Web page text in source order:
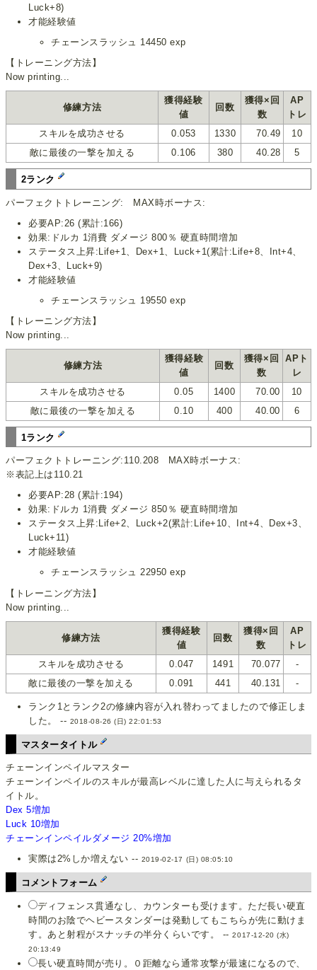
Luck+8)
才能経験値
チェーンスラッシュ 14450 exp
【トレーニング方法】
Now printing...
修練方法
獲得経験
値
回数
獲得×回
数
AP
トレ
スキルを成功させる
0.053 1330 70.49
10
敵に最後の一撃を加える
0.106 380 40.28 5
2ランク
パーフェクトトレーニング: MAX時ボーナス:
必要AP:26 (累計:166)
効果:ドルカ 1消費 ダメージ 800％ 硬直時間増加
ステータス上昇:Life+1、Dex+1、Luck+1(累計:Life+8、Int+4、
Dex+3、Luck+9)
才能経験値
チェーンスラッシュ 19550 exp
【トレーニング方法】
Now printing...
修練方法
獲得経験
値
回数
獲得×回
数
APト
レ
スキルを成功させる
0.05 1400 70.00
10
敵に最後の一撃を加える
0.10 400 40.00 6
1ランク
パーフェクトトレーニング:110.208 MAX時ボーナス:
※表記上は110.21
必要AP:28 (累計:194)
効果:ドルカ 1消費 ダメージ 850％ 硬直時間増加
ステータス上昇:Life+2、Luck+2(累計:Life+10、Int+4、Dex+3、
Luck+11)
才能経験値
チェーンスラッシュ 22950 exp
【トレーニング方法】
Now printing...
修練方法
獲得経験
値
回数
獲得×回
数
AP
トレ
スキルを成功させる
0.047 1491 70.077
-
敵に最後の一撃を加える
0.091 441 40.131 -
ランク1とランク2の修練内容が入れ替わってましたので修正しま
した。 -- 2018-08-26 (日) 22:01:53
マスタータイトル
チェーンインペイルマスター
チェーンインペイルのスキルが最高レベルに達した人に与えられるタ
イトル。
Dex 5増加
Luck 10増加
チェーンインペイルダメージ 20%増加
実際は2%しか増えない -- 2019-02-17 (日) 08:05:10
コメントフォーム
ディフェンス貫通なし、カウンターも受けます。ただ長い硬直
時間のお陰でヘビースタンダーは発動してもこちらが先に動けま
す。あと射程がスナッチの半分くらいです。 --2017-12-20 (水)
20:13:49
長い硬直時間が売り。０距離なら通常攻撃が最速になるので、